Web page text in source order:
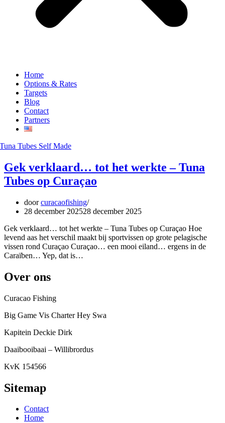
Home
Options & Rates
Targets
Blog
Contact
Partners
Gek verklaard… tot het werkte – Tuna
Tubes op Curaçao
doorcuracaofishing
28 december 202528 december 2025
Gek verklaard… tot het werkte – Tuna Tubes op Curaçao Hoe
levend aas het verschil maakt bij sportvissen op grote pelagische
vissen rond Curaçao Curaçao… een mooi eiland… ergens in de
Caraïben… Yep, dat is…
Over ons
Curacao Fishing
Big Game Vis Charter Hey Swa
Kapitein Deckie Dirk
Daaibooibaai – Willibrordus
KvK 154566
Sitemap
Contact
Home